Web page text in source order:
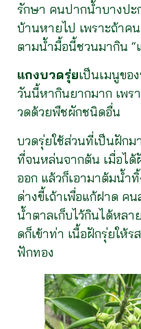
รักษา คนปากน้ำบางปะ
บ้านหายไป เพราะถ้าค
ตามน้ำมื้อนี้ชวนมากิน “
แกงบวดรุ่ยเป็นเมนูขอ
วันนี้หากินยากมาก เพร
วดด้วยพืชผักชนิดอื่น
บวดรุ่ยใช้ส่วนที่เป็นฝักม
ที่จนหล่นจากต้น เมื่อได้
ออก แล้วก็เอามาต้มน้ำ
ด่างขี้เถ้าเพื่อแก้ฝาด ค
น้ำตาลเก็บไว้กินได้หล
ดก็เข้าท่า เนื้อฝักรุ่ยให้
ฟักทอง